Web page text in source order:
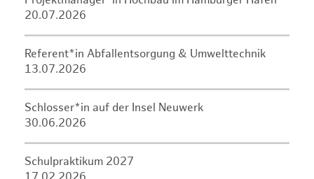
20.07.2026
Referent*in Abfallentsorgung & Umwelttechnik
13.07.2026
Schlosser*in auf der Insel Neuwerk
30.06.2026
Schulpraktikum 2027